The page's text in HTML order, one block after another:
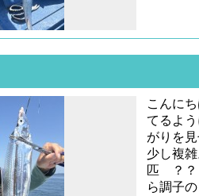
こんに
てるよ
がりを
少し複
匹 ？
ら調子